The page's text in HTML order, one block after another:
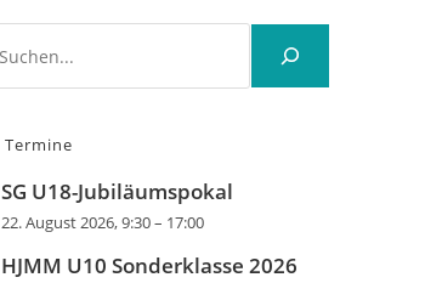
Termine
SG U18-Jubiläumspokal
22. August 2026, 9:30– 17:00
HJMM U10 Sonderklasse 2026